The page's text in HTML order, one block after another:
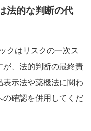
法的な判断の代
クはリスクの一次ス
が、法的判断の最終責
示法や薬機法に関わ
の確認を併用してくだ